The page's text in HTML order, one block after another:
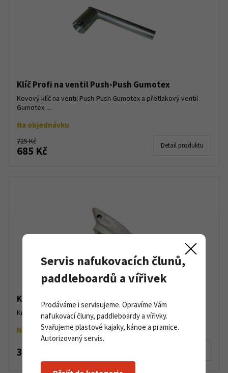
Klíč Profi na ventil Push-Push Gumotex
Kovový klíč na ventil Push-Push Gumotex a přetlakový ventil
Gumotex. ...
Na objednávku
725 Kč
685 Kč Detail produktu
Krytka ventilu Gumotex Push Push
Krytka nafukovacího ventilu Gumotex Push Push.Balení: 1 kus...
Na objednávku
375 Kč
Servis nafukovacích člunů,
paddleboardů a vířivek
Prodáváme i servisujeme. Opravíme Vám
nafukovací čluny, paddleboardy a vířivky.
Svařujeme plastové kajaky, kánoe a pramice.
Autorizovaný servis.